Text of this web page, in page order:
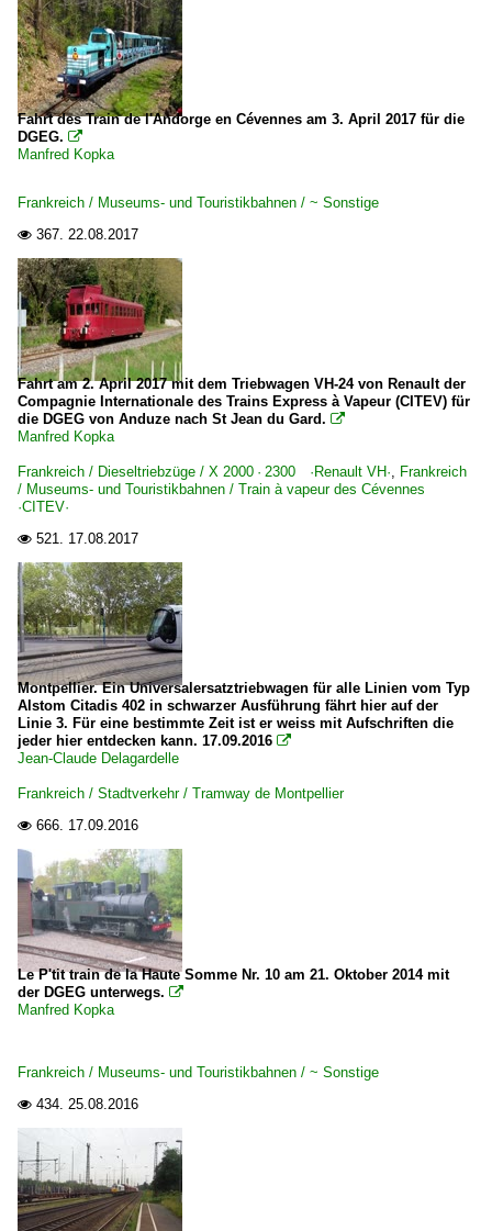
Fahrt des Train de l'Andorge en Cévennes am 3. April 2017 für die
DGEG. 
Manfred Kopka
Frankreich / Museums- und Touristikbahnen / ~ Sonstige
 367. 22.08.2017
Fahrt am 2. April 2017 mit dem Triebwagen VH-24 von Renault der
Compagnie Internationale des Trains Express à Vapeur (CITEV) für
die DGEG von Anduze nach St Jean du Gard. 
Manfred Kopka
Frankreich / Dieseltriebzüge / X 2000 · 2300 ·Renault VH·, Frankreich
/ Museums- und Touristikbahnen / Train à vapeur des Cévennes
·CITEV·
 521. 17.08.2017
Montpellier. Ein Universalersatztriebwagen für alle Linien vom Typ
Alstom Citadis 402 in schwarzer Ausführung fährt hier auf der
Linie 3. Für eine bestimmte Zeit ist er weiss mit Aufschriften die
jeder hier entdecken kann. 17.09.2016 
Jean-Claude Delagardelle
Frankreich / Stadtverkehr / Tramway de Montpellier
 666. 17.09.2016
Le P'tit train de la Haute Somme Nr. 10 am 21. Oktober 2014 mit
der DGEG unterwegs. 
Manfred Kopka
Frankreich / Museums- und Touristikbahnen / ~ Sonstige
 434. 25.08.2016